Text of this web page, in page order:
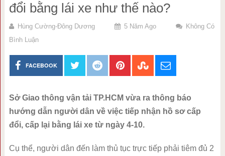
đổi bằng lái xe như thế nào?
Hùng Cường-Đông Dương 5 Năm Ago
Không Có
Bình Luận
FACEBOOK
Sở Giao thông vận tải TP.HCM vừa ra thông báo
hướng dẫn người dân về việc tiếp nhận hồ sơ cấp
đổi, cấp lại bằng lái xe từ ngày 4-10.
Cụ thể, người dân đến làm thủ tục trực tiếp phải tiêm đủ 2